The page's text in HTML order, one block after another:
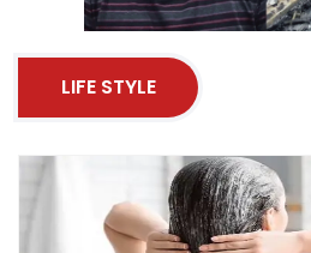
LIFE STYLE